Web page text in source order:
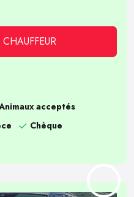
acceptés
Chèque